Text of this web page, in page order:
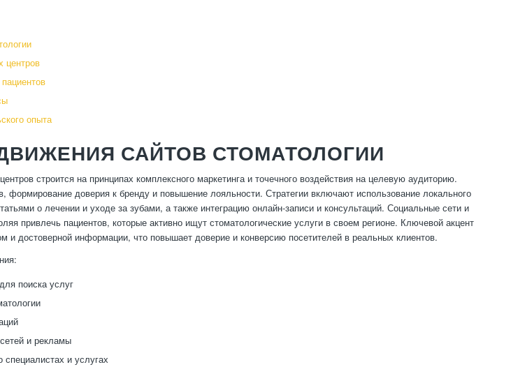
центров
опыта
САЙТОВ СТОМАТОЛОГИИ
строится на принципах комплексного маркетинга и точечного воздействия на целевую аудиторию.
формирование доверия к бренду и повышение лояльности. Стратегии включают использование локального
о лечении и уходе за зубами, а также интеграцию онлайн-записи и консультаций. Социальные сети и
привлечь пациентов, которые активно ищут стоматологические услуги в своем регионе. Ключевой акцент
и достоверной информации, что повышает доверие и конверсию посетителей в реальных клиентов.
поиска услуг
и рекламы
и услугах